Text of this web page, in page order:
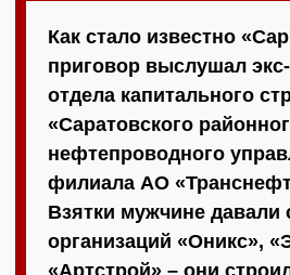
Как стало известно
приговор выслушал
отдела капитального
«Саратовского
нефтепроводного
филиала АО
Взятки мужчине давали
организаций «Оникс»,